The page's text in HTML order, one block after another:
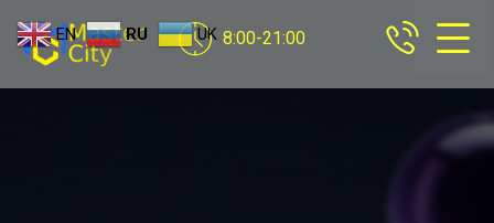
8:00-21:00
EN RU UK